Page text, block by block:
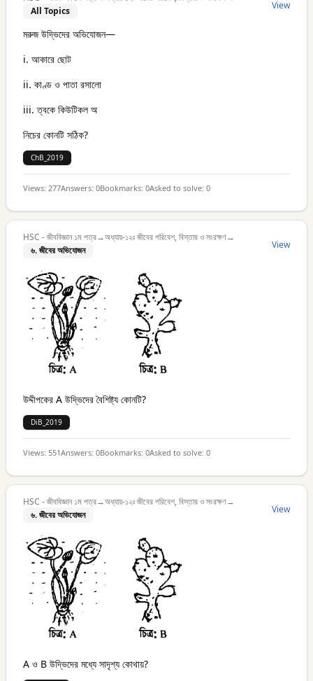
All Topics
View
মরুজ উদ্ভিদের অভিযোজন—
i. আকারে ছোট
ii. কাণ্ড ও পাতা রসালো
iii. ত্বকে কিউটিকল অ
নিচের কোনটি সঠিক?
ChB_2019
Views: 277Answers: 0Bookmarks: 0Asked to solve: 0
HSC - জীববিজ্ঞান ১ম পত্র→অধ্যায়-১২ঃ জীবের পরিবেশ, বিস্তার ও সংরক্ষণ→
৬. জীবের অভিযোজন
View
উদ্দীপকের A উদ্ভিদের বৈশিষ্ট্য কোনটি?
DiB_2019
Views: 551Answers: 0Bookmarks: 0Asked to solve: 0
HSC - জীববিজ্ঞান ১ম পত্র→অধ্যায়-১২ঃ জীবের পরিবেশ, বিস্তার ও সংরক্ষণ→
৬. জীবের অভিযোজন
View
A ও B উদ্ভিদের মধ্যে সাদৃশ্য কোথায়?